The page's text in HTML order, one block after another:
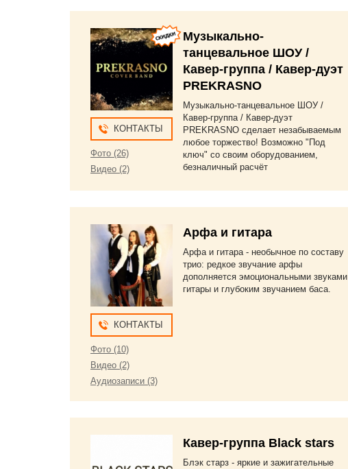
КОНТАКТЫ
Фото (26)
Видео (2)
Музыкально-
танцевальное ШОУ /
Кавер-группа / Кавер-дуэт
PREKRASNO
Музыкально-танцевальное ШОУ /
Кавер-группа / Кавер-дуэт
PREKRASNO сделает незабываемым
любое торжество! Возможно "Под
ключ" со своим оборудованием,
безналичный расчёт
КОНТАКТЫ
Фото (10)
Видео (2)
Аудиозаписи (3)
Арфа и гитара
Арфа и гитара - необычное по составу
трио: редкое звучание арфы
дополняется эмоциональными звуками
гитары и глубоким звучанием баса.
Кавер-группа Black stars
Блэк старз - яркие и зажигательные